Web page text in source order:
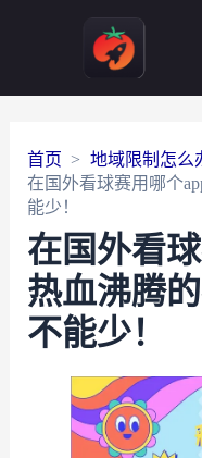
首页
地域限制怎么
在国外看球赛用哪个
能少！
在国外看
热血沸腾
不能少！